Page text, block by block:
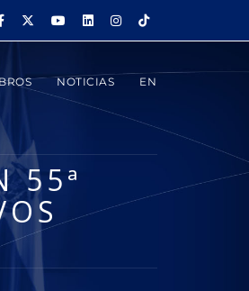
NOTICIAS EN
55ª